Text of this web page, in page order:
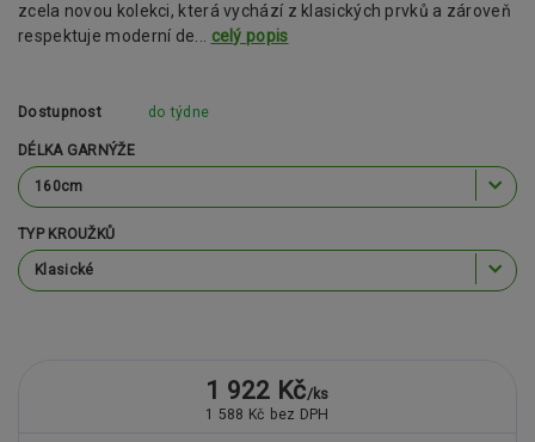
zcela novou kolekci, která vychází z klasických prvků a zároveň
respektuje moderní de... celý popis
Dostupnost do týdne
DÉLKA GARNÝŽE
TYP KROUŽKŮ
1 922 Kč/ks
1 588 Kč bez DPH